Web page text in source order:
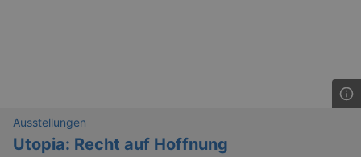
Ausstellungen
Utopia: Recht auf Hoffnung